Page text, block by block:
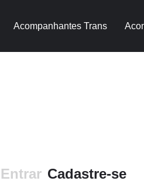
Acompanhantes Trans
Entrar Cadastre-se